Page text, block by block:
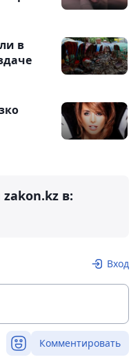
в
в:
Вход
Комментировать